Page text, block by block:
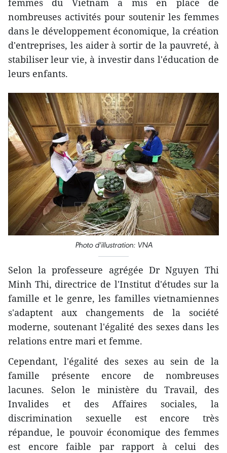
femmes du Vietnam a mis en place de
nombreuses activités pour soutenir les femmes
dans le développement économique, la création
d'entreprises, les aider à sortir de la pauvreté, à
stabiliser leur vie, à investir dans l'éducation de
leurs enfants.
Photo d'illustration: VNA
Selon la professeure agrégée Dr Nguyen Thi
Minh Thi, directrice de l'Institut d'études sur la
famille et le genre, les familles vietnamiennes
s'adaptent aux changements de la société
moderne, soutenant l'égalité des sexes dans les
relations entre mari et femme.
Cependant, l'égalité des sexes au sein de la
famille présente encore de nombreuses
lacunes. Selon le ministère du Travail, des
Invalides et des Affaires sociales, la
discrimination sexuelle est encore très
répandue, le pouvoir économique des femmes
est encore faible par rapport à celui des